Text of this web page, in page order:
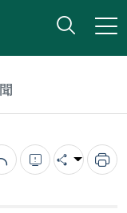
打開
小版
回上一頁錯誤回報
分享 列